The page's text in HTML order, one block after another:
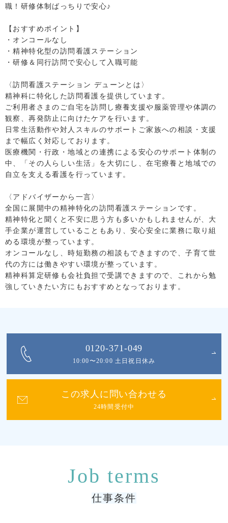
職！研修体制ばっちりで安心♪
【おすすめポイント】
・オンコールなし
・精神特化型の訪問看護ステーション
・研修＆同行訪問で安心して入職可能
〈訪問看護ステーション デューンとは〉
精神科に特化した訪問看護を提供しています。
ご利用者さまのご自宅を訪問し療養支援や服薬管理や体調の
観察、再発防止に向けたケアを行います。
日常生活動作や対人スキルのサポートご家族への相談・支援
まで幅広く対応しております。
医療機関・行政・地域との連携による安心のサポート体制の
中、「その人らしい生活」を大切にし、在宅療養と地域での
自立を支える看護を行っています。
〈アドバイザーから一言〉
全国に展開中の精神特化の訪問看護ステーションです。
精神特化と聞くと不安に思う方も多いかもしれませんが、大
手企業が運営していることもあり、安心安全に業務に取り組
める環境が整っています。
オンコールなし、時短勤務の相談もできますので、子育て世
代の方には働きやすい環境が整っています。
精神科算定研修も会社負担で受講できますので、これから勉
強していきたい方にもおすすめとなっております。
0120-371-049
10:00〜20:00 土日祝日休み
この求人に問い合わせる
24時間受付中
仕事条件